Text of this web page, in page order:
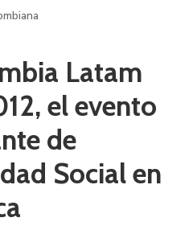
Latam
el evento
de
Social en